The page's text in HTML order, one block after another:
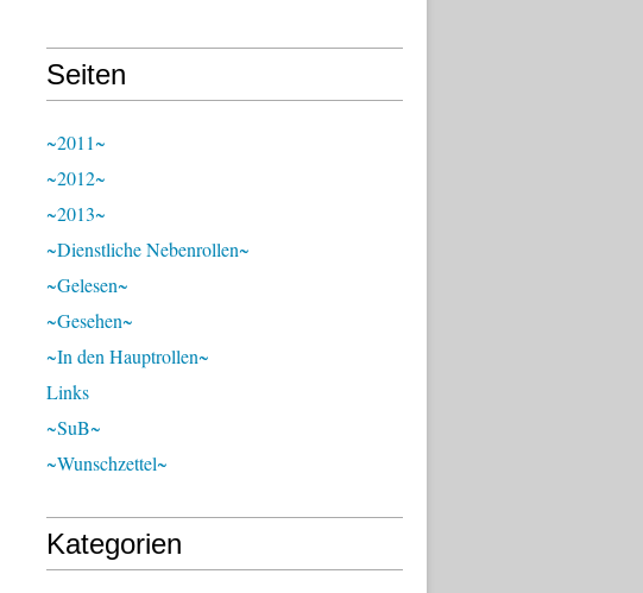
Seiten
~2011~
~2012~
~2013~
~Dienstliche Nebenrollen~
~Gelesen~
~Gesehen~
~In den Hauptrollen~
Links
~SuB~
~Wunschzettel~
Kategorien